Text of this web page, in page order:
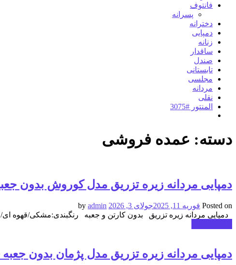
فانتوف
پسرانه
دخترانه
دمپایی
زنانه
ساقدار
صندل
تابستانی
مجلسی
مردانه
نقلی
المنتور #3075
دسته: عمده فروشی
دمپایی مردانه زیره تزریق مدل کوروش بدون جعبه
Posted on فوریه 11, 2025 جولای 3, 2026
admin
دمپایی مردانه زیره تزریق بدون کارتن و جعبه رنگبندی:مشکی/قهوه ای/عسلی سایزبندی:40/45
دمپایی مردانه زیره تزریق مدل پژمان بدون جعبه